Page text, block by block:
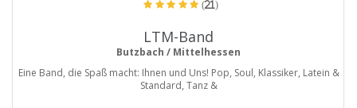
(21)
LTM-Band
Butzbach / Mittelhessen
Eine Band, die Spaß macht: Ihnen und Uns! Pop, Soul, Klassiker, Latein &
Standard, Tanz &